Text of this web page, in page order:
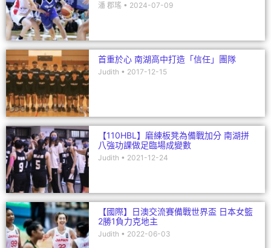
潘 郡瑤 2024-07-09
首重於心 南湖高中打造「信任」團隊
Judith 2017-12-15
【110HBL】磨練板凳為備戰加分 南湖拼
八強功課做足臨場成變數
Judith 2021-12-24
【國際】日澳交流賽備戰世界盃 日本女籃
2勝1負力克地主
Judith 2022-06-03